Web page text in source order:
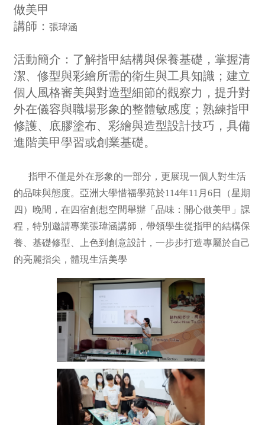
做美甲
講師： 張瑋涵
活動簡介： 了解指甲結構與保養基礎，掌握清
潔、修型與彩繪所需的衛生與工具知識；建立
個人風格審美與對造型細節的觀察力，提升對
外在儀容與職場形象的整體敏感度；熟練指甲
修護、底膠塗布、彩繪與造型設計技巧，具備
進階美甲學習或創業基礎。
指甲不僅是外在形象的一部分，更展現一個人對生活
的品味與態度。亞洲大學惜福學苑於114年11月6日（星期
四）晚間，在四宿創想空間舉辦「品味：開心做美甲」課
程，特別邀請專業張瑋涵講師，帶領學生從指甲的結構保
養、基礎修型、上色到創意設計，一步步打造專屬於自己
的亮麗指尖，體現生活美學